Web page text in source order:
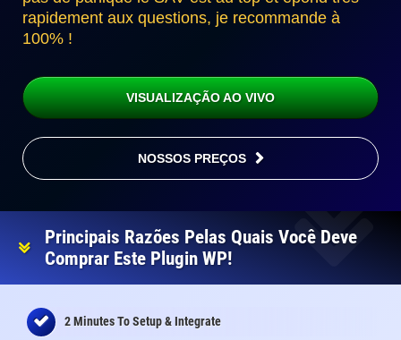
rapidement aux questions, je recommande à
100% !
VISUALIZAÇÃO AO VIVO
NOSSOS PREÇOS
Principais Razões Pelas Quais Você Deve
Comprar Este Plugin WP!
2 Minutes To Setup & Integrate